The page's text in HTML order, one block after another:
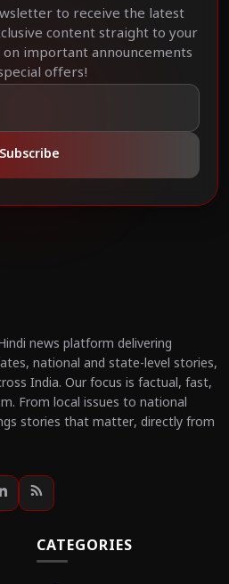
to receive the latest
content straight to your
important announcements
offers!
Subscribe
news platform delivering
national and state-level stories,
India. Our focus is factual, fast,
From local issues to national
stories that matter, directly from
CATEGORIES